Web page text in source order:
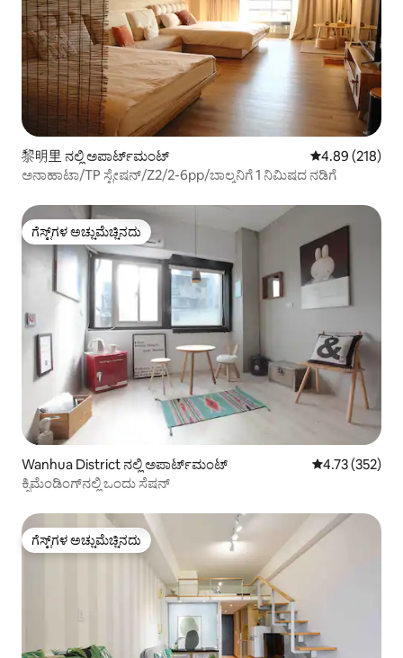
黎明里 ನಲ್ಲಿ ಅಪಾರ್ಟ್‌ಮಂಟ್ 5 ರಲ್ಲಿ 4.89
4.89 (218)
ಅನಾಹಾಟಾ/TP ಸ್ಟೇಷನ್/Z2/2-6pp/ಬಾಲ್ಕನಿಗೆ 1 ನಿಮಿಷದ ನಡಿಗೆ
ಗೆಸ್ಟ್‌ಗಳ ಅಚ್ಚುಮೆಚ್ಚಿನದು
ಗೆಸ್ಟ್‌ಗಳ ಅಚ್ಚುಮೆಚ್ಚಿನದು
Wanhua District ನಲ್ಲಿ ಅಪಾರ್ಟ್‌ಮಂಟ್ 5 ರಲ್ಲಿ 4.73
4.73 (352)
ಕ್ಸಿಮೆಂಡಿಂಗ್‌ನಲ್ಲಿ ಒಂದು ಸೆಷನ್
ಗೆಸ್ಟ್‌ಗಳ ಅಚ್ಚುಮೆಚ್ಚಿನದು
ಗೆಸ್ಟ್‌ಗಳ ಅಚ್ಚುಮೆಚ್ಚಿನದು